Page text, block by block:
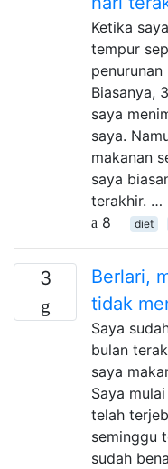
Ketika
tempur
Biasanya,
saya
saya.
makanan
saya
terakhir. …
8
diet
3
Berlari,
tidak
Saya
bulan
saya
Saya
telah
seminggu
sudah